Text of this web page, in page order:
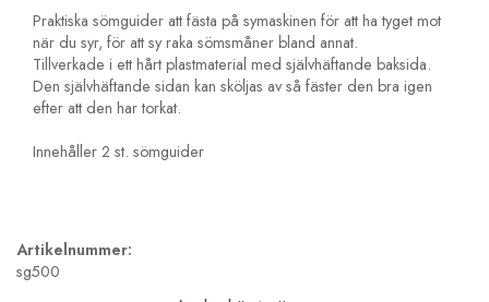
Praktiska sömguider att fästa på symaskinen för att ha tyget mot
när du syr, för att sy raka sömsmåner bland annat.
Tillverkade i ett hårt plastmaterial med självhäftande baksida.
Den självhäftande sidan kan sköljas av så fäster den bra igen
efter att den har torkat.
Innehåller 2 st. sömguider
Artikelnummer:
sg500